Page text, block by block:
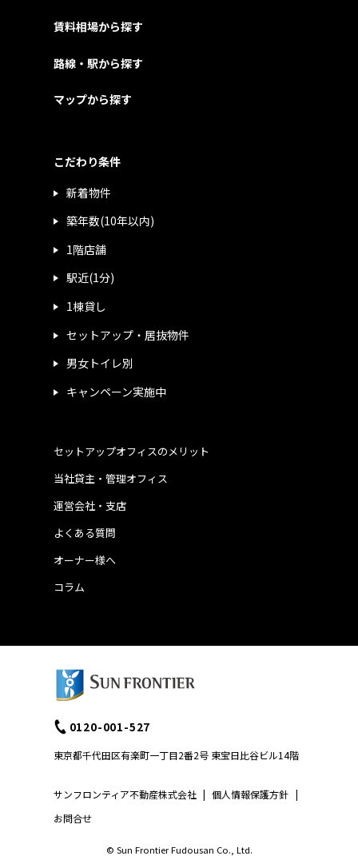
賃料相場から探す
路線・駅から探す
マップから探す
こだわり条件
新着物件
築年数(10年以内)
1階店舗
駅近(1分)
1棟貸し
セットアップ・居抜物件
男女トイレ別
キャンペーン実施中
運営会社・支店
よくある質問
当社貸主・管理オフィス
オーナー様へ
コラム
セットアップオフィスのメリット
サンフロンティア不動産株式会社 | 個人情報保護方針 |
お問合せ
0120-001-527
東京都千代田区有楽町一丁目2番2号 東宝日比谷ビル14階
© Sun Frontier Fudousan Co., Ltd.